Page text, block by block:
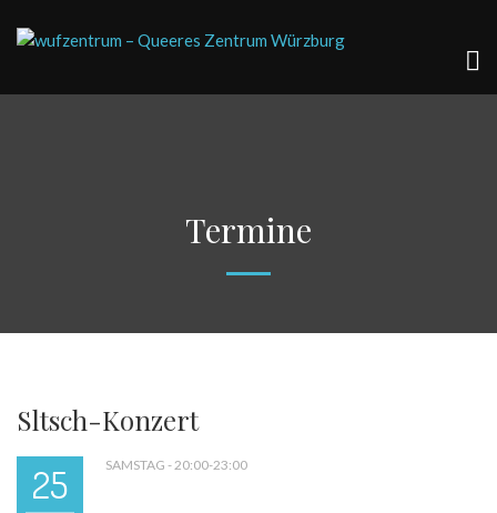
Termine
Sltsch-Konzert
25 SAMSTAG - 20:00-23:00